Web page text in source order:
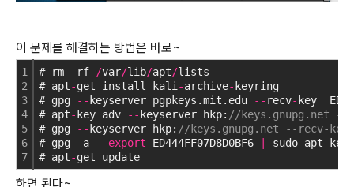
이 문제를 해결하는 방법은 바로~
1
2
3
4
5
6
7
# rm - rf /var/lib/apt/lists
# apt-get install kali-archive- keyring
# gpg
- - keyserver pgpkeys.mit.edu - - recv- key
# apt- key adv - - keyserver hkp: //keys.gnupg.net --
# gpg
- - keyserver hkp: //keys.gnupg.net --recv-key
# gpg
-a - -export ED444FF07D8D0BF6 sudo apt- key
# apt-get update
하면 된다~